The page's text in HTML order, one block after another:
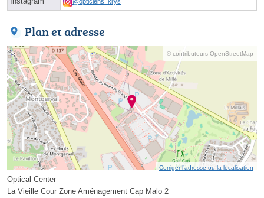
Plan et adresse
© contributeurs OpenStreetMap
Corriger l’adresse ou la localisation
Optical Center
La Vieille Cour Zone Aménagement Cap Malo 2